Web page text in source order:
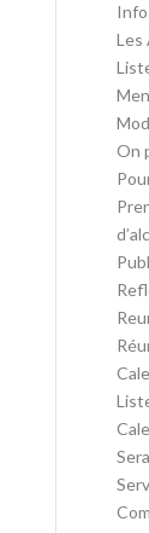
Les
On